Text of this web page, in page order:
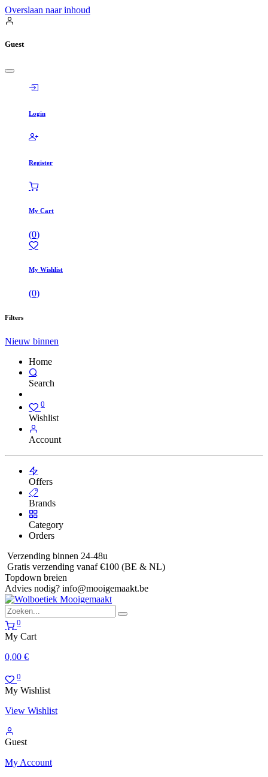
Overslaan naar inhoud
Guest
Login
Register
My Cart
(0)
My Wishlist
(0)
Filters
Nieuw binnen
Home
Search
0
Wishlist
Account
Offers
Brands
Category
Orders
Verzending binnen 24-48u
Gratis verzending vanaf €100 (BE & NL)
Topdown breien
Advies nodig? info@mooigemaakt.be
0
My Cart
0,00 €
0
My Wishlist
View Wishlist
Guest
My Account